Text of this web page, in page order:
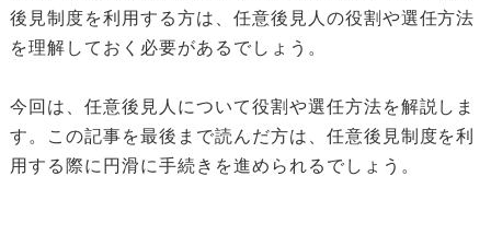
後見制度を利用する方は、任意後見人の役割や選任方法
を理解しておく必要があるでしょう。
今回は、任意後見人について役割や選任方法を解説しま
す。この記事を最後まで読んだ方は、任意後見制度を利
用する際に円滑に手続きを進められるでしょう。